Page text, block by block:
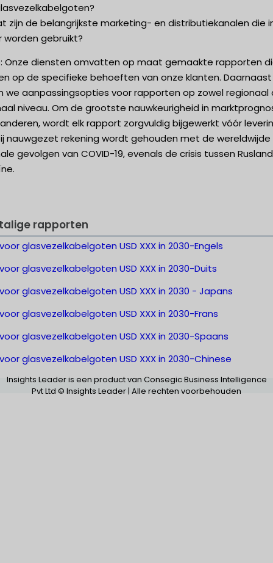
zijn de belangrijkste marketing- en distributiekanalen die
worden gebruikt?
Onze diensten omvatten op maat gemaakte rapporten
op de specifieke behoeften van onze klanten. Daarnaast
we aanpassingsopties voor rapporten op zowel regionaal
niveau. Om de grootste nauwkeurigheid in
wordt elk rapport zorgvuldig bijgewerkt vóór
nauwgezet rekening wordt gehouden met de wereldwijde
gevolgen van COVID-19, evenals de crisis tussen
rapporten
glasvezelkabelgoten USD XXX in 2030-Engels
glasvezelkabelgoten USD XXX in 2030-Duits
glasvezelkabelgoten USD XXX in 2030 - Japans
glasvezelkabelgoten USD XXX in 2030-Frans
glasvezelkabelgoten USD XXX in 2030-Spaans
glasvezelkabelgoten USD XXX in 2030-Chinese
Insights Leader is een product van Consegic Business Intelligence
Pvt Ltd © Insights Leader | Alle rechten voorbehouden